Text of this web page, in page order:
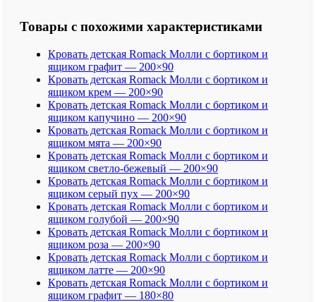
Blue
Оракул
Магдалины
Новое
издание
Товары с похожими характеристиками
Кровать детская Romack Молли с бортиком и
ящиком графит — 200×90
Кровать детская Romack Молли с бортиком и
ящиком крем — 200×90
Кровать детская Romack Молли с бортиком и
ящиком капучино — 200×90
Кровать детская Romack Молли с бортиком и
ящиком мята — 200×90
Кровать детская Romack Молли с бортиком и
ящиком светло-бежевый — 200×90
Кровать детская Romack Молли с бортиком и
ящиком серый пух — 200×90
Кровать детская Romack Молли с бортиком и
ящиком голубой — 200×90
Кровать детская Romack Молли с бортиком и
ящиком роза — 200×90
Кровать детская Romack Молли с бортиком и
ящиком латте — 200×90
Кровать детская Romack Молли с бортиком и
ящиком графит — 180×80